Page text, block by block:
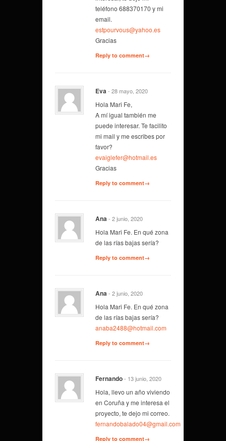
teléfono 688370170 y mi
email.
estpourvous@yahoo.es
Gracias
Reply to comment→
Eva- 28 mayo, 2020
Hola Mari Fe,
A mí igual también me
puede interesar. Te facilito
mi mail y me escribes por
favor?
evaiglefer@hotmail.es
Gracias
Reply to comment→
Ana- 2 junio, 2020
Hola Mari Fe. En qué zona
de las rías bajas sería?
Reply to comment→
Ana- 2 junio, 2020
Hola Mari Fe. En qué zona
de las rías bajas sería?
anaba2488@hotmail.com
Reply to comment→
Fernando- 13 junio, 2020
Hola, llevo un año viviendo
en Coruña y me interesa el
proyecto, te dejo mi correo.
fernandobalado04@gmail.com
Reply to comment→